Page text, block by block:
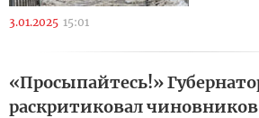
3.01.2025 15:01
«Просыпайтесь!»
раскритиковал чиновников